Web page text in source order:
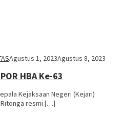
Agustus 1, 2023Agustus 8, 2023
HBA Ke-63
Kejaksaan Negeri (Kejari)
Ritonga resmi […]